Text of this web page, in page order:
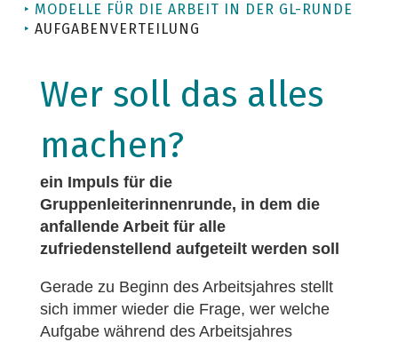
MODELLE FÜR DIE ARBEIT IN DER GL-RUNDE
AUFGABENVERTEILUNG
Wer soll das alles
machen?
ein Impuls für die
Gruppenleiterinnenrunde, in dem die
anfallende Arbeit für alle
zufriedenstellend aufgeteilt werden soll
Gerade zu Beginn des Arbeitsjahres stellt
sich immer wieder die Frage, wer welche
Aufgabe während des Arbeitsjahres